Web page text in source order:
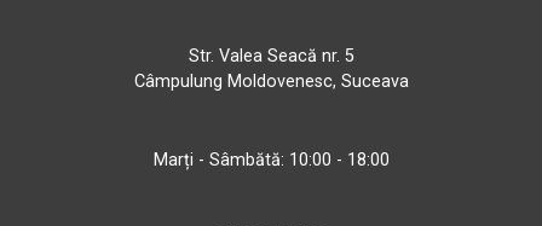
Str. Valea Seacă nr. 5
Câmpulung Moldovenesc, Suceava
Marți - Sâmbătă: 10:00 - 18:00